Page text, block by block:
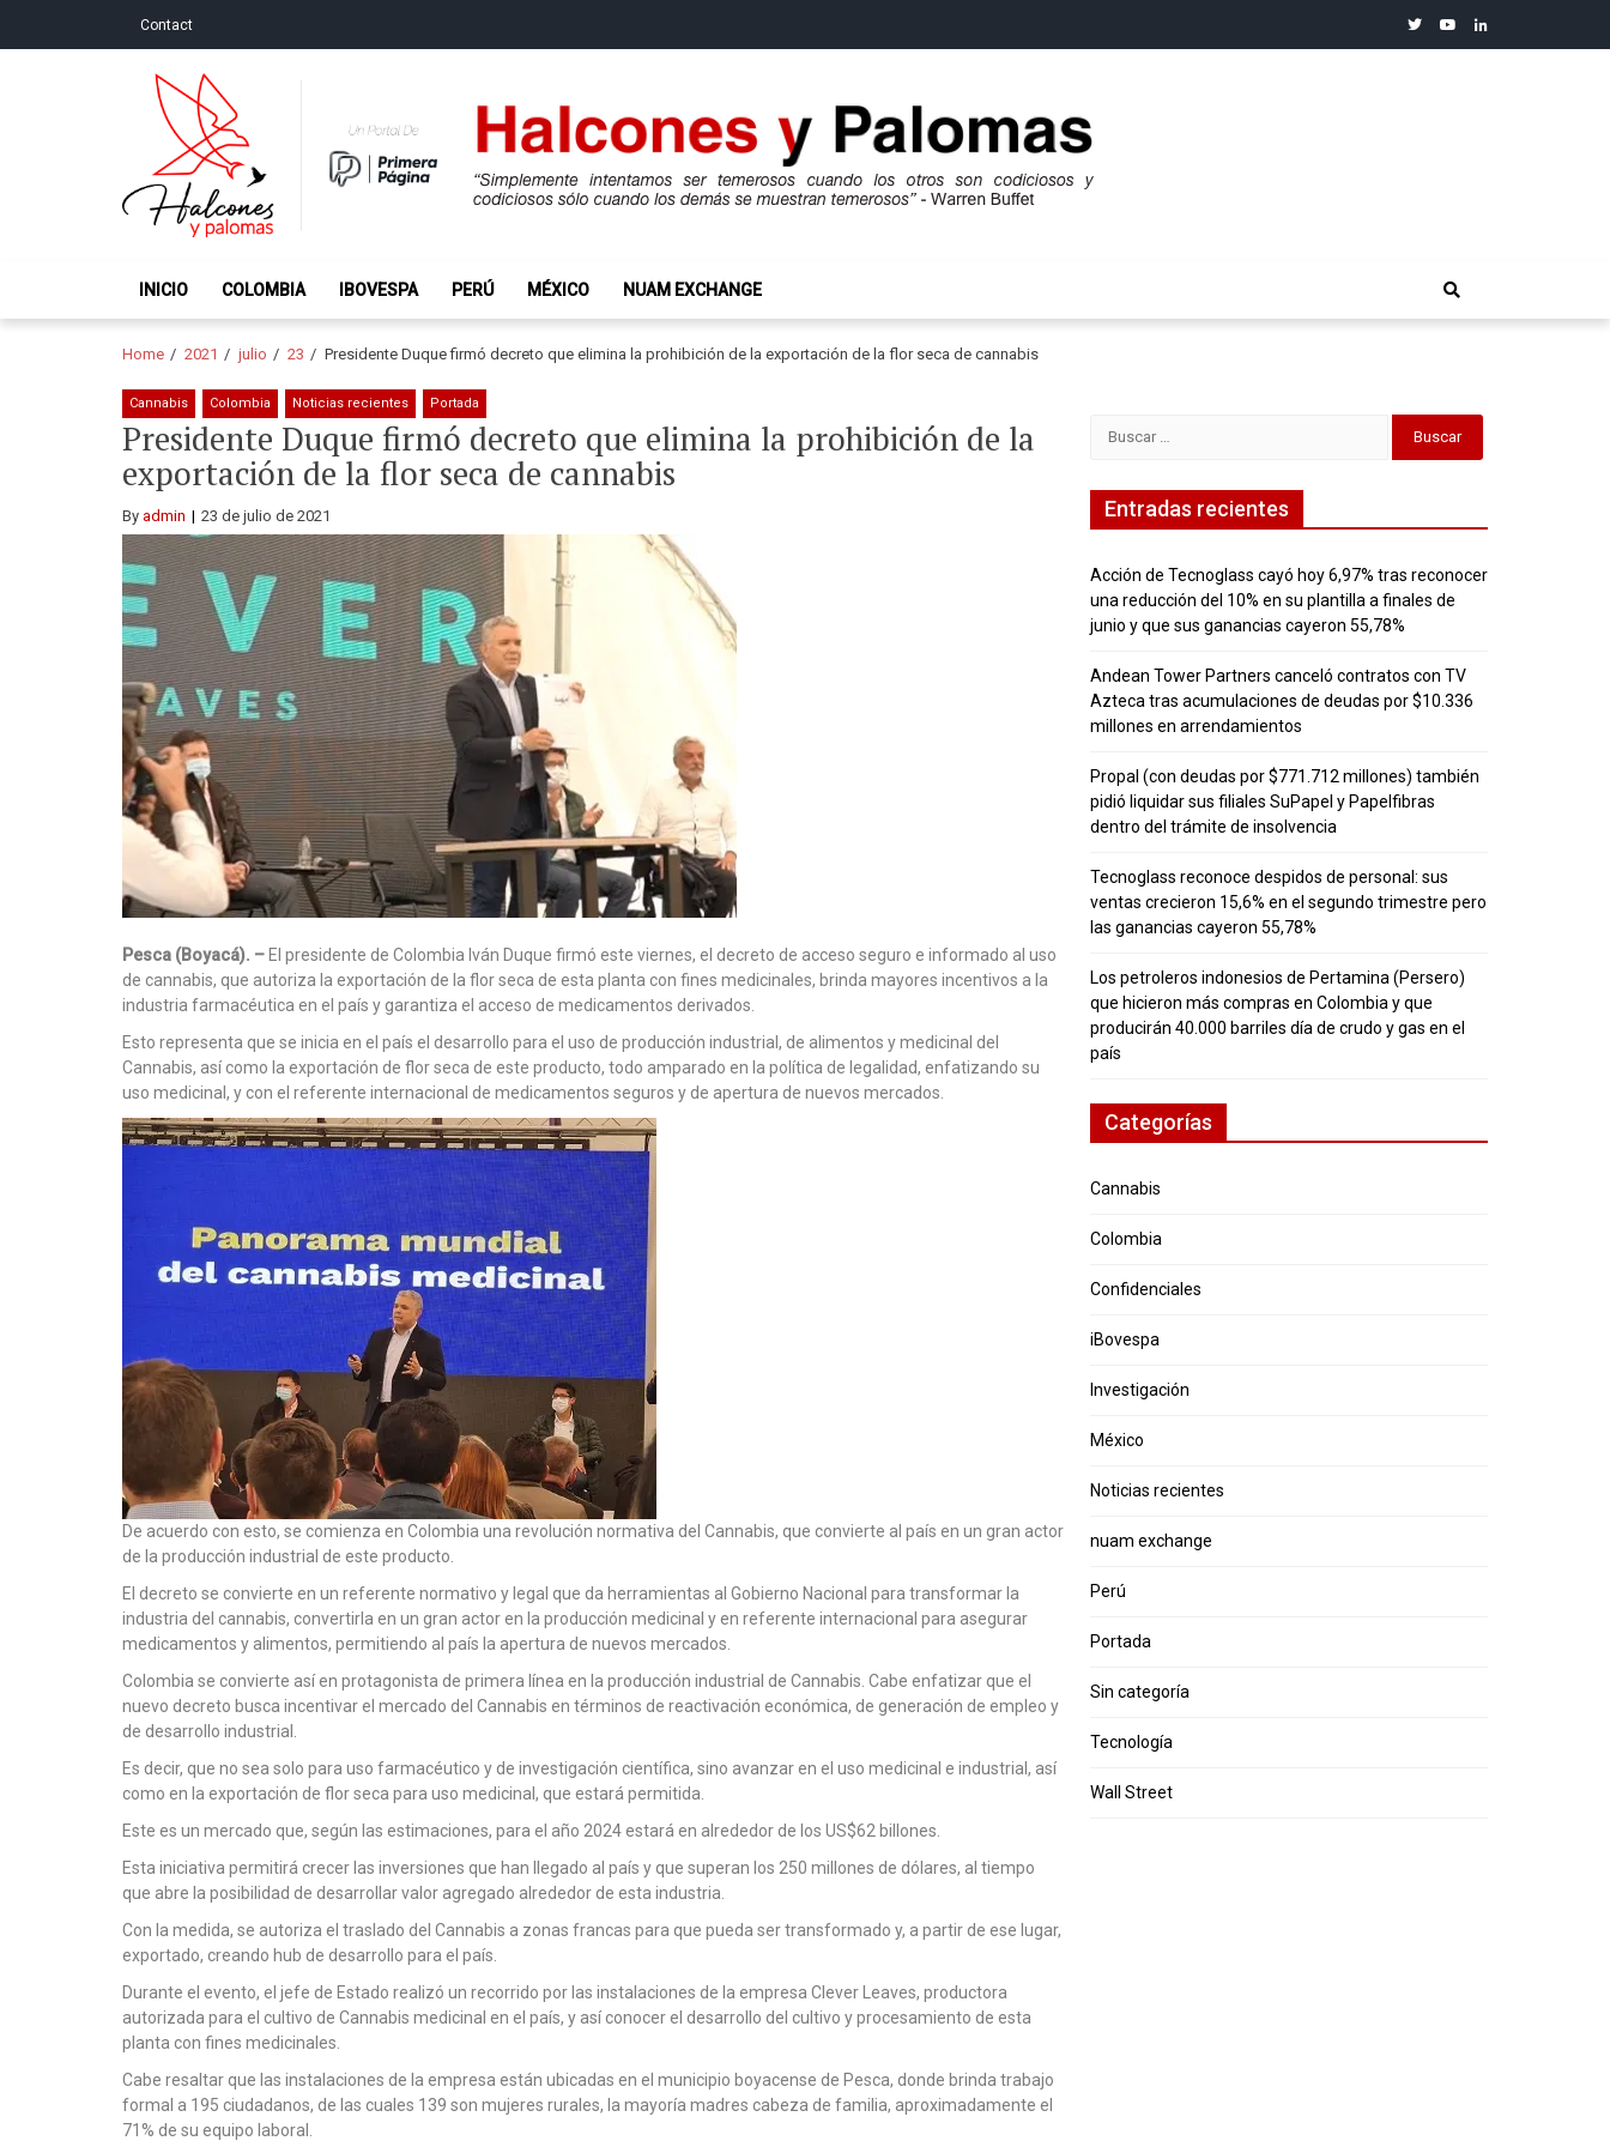
Contact twitteryoutubelinkedin
Halcones y Palomas
INICIO COLOMBIA IBOVESPA PERÚ MÉXICO NUAM EXCHANGE
Home 2021 julio 23 Presidente Duque firmó decreto que elimina la prohibición de la exportación de la flor seca de cannabis
Cannabis Colombia Noticias recientes Portada
Presidente Duque firmó decreto que elimina la prohibición de la
exportación de la flor seca de cannabis
By admin 23 de julio de 2021
Pesca (Boyacá). – El presidente de Colombia Iván Duque firmó este viernes, el decreto de acceso seguro e informado al uso
de cannabis, que autoriza la exportación de la flor seca de esta planta con fines medicinales, brinda mayores incentivos a la
industria farmacéutica en el país y garantiza el acceso de medicamentos derivados.
Esto representa que se inicia en el país el desarrollo para el uso de producción industrial, de alimentos y medicinal del
Cannabis, así como la exportación de flor seca de este producto, todo amparado en la política de legalidad, enfatizando su
uso medicinal, y con el referente internacional de medicamentos seguros y de apertura de nuevos mercados.
De acuerdo con esto, se comienza en Colombia una revolución normativa del Cannabis, que convierte al país en un gran actor
de la producción industrial de este producto.
El decreto se convierte en un referente normativo y legal que da herramientas al Gobierno Nacional para transformar la
industria del cannabis, convertirla en un gran actor en la producción medicinal y en referente internacional para asegurar
medicamentos y alimentos, permitiendo al país la apertura de nuevos mercados.
Colombia se convierte así en protagonista de primera línea en la producción industrial de Cannabis. Cabe enfatizar que el
nuevo decreto busca incentivar el mercado del Cannabis en términos de reactivación económica, de generación de empleo y
de desarrollo industrial.
Es decir, que no sea solo para uso farmacéutico y de investigación científica, sino avanzar en el uso medicinal e industrial, así
como en la exportación de flor seca para uso medicinal, que estará permitida.
Este es un mercado que, según las estimaciones, para el año 2024 estará en alrededor de los US$62 billones.
Esta iniciativa permitirá crecer las inversiones que han llegado al país y que superan los 250 millones de dólares, al tiempo
que abre la posibilidad de desarrollar valor agregado alrededor de esta industria.
Con la medida, se autoriza el traslado del Cannabis a zonas francas para que pueda ser transformado y, a partir de ese lugar,
exportado, creando hub de desarrollo para el país.
Durante el evento, el jefe de Estado realizó un recorrido por las instalaciones de la empresa Clever Leaves, productora
autorizada para el cultivo de Cannabis medicinal en el país, y así conocer el desarrollo del cultivo y procesamiento de esta
planta con fines medicinales.
Cabe resaltar que las instalaciones de la empresa están ubicadas en el municipio boyacense de Pesca, donde brinda trabajo
formal a 195 ciudadanos, de las cuales 139 son mujeres rurales, la mayoría madres cabeza de familia, aproximadamente el
71% de su equipo laboral.
Entradas recientes
Acción de Tecnoglass cayó hoy 6,97% tras reconocer
una reducción del 10% en su plantilla a finales de
junio y que sus ganancias cayeron 55,78%
Andean Tower Partners canceló contratos con TV
Azteca tras acumulaciones de deudas por $10.336
millones en arrendamientos
Propal (con deudas por $771.712 millones) también
pidió liquidar sus filiales SuPapel y Papelfibras
dentro del trámite de insolvencia
Tecnoglass reconoce despidos de personal: sus
ventas crecieron 15,6% en el segundo trimestre pero
las ganancias cayeron 55,78%
Los petroleros indonesios de Pertamina (Persero)
que hicieron más compras en Colombia y que
producirán 40.000 barriles día de crudo y gas en el
país
Categorías
Cannabis
Colombia
Confidenciales
iBovespa
Investigación
México
Noticias recientes
nuam exchange
Perú
Portada
Sin categoría
Tecnología
Wall Street